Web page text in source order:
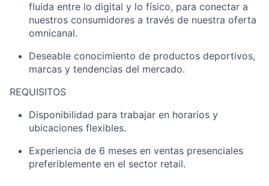
fluida entre lo digital y lo físico, para conectar a
nuestros consumidores a través de nuestra oferta
omnicanal.
Deseable conocimiento de productos deportivos,
marcas y tendencias del mercado.
REQUISITOS
Disponibilidad para trabajar en horarios y
ubicaciones flexibles.
Experiencia de 6 meses en ventas presenciales
preferiblemente en el sector retail.